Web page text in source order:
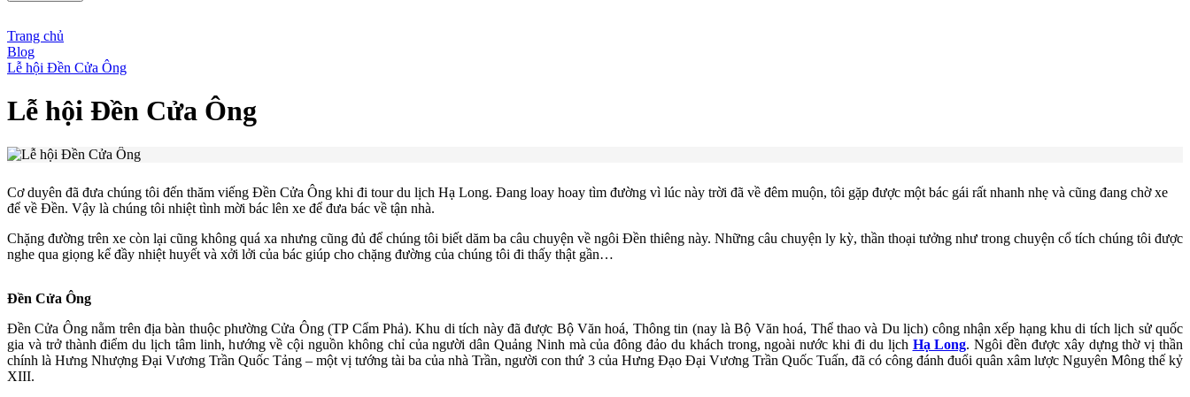
Trang chủ
Blog
Lễ hội Đền Cửa Ông
Lễ hội Đền Cửa Ông
Cơ duyên đã đưa chúng tôi đến thăm viếng Đền Cửa Ông khi đi tour du lịch Hạ Long. Đang loay hoay tìm đường vì lúc này trời đã về đêm muộn, tôi gặp được một bác gái rất nhanh nhẹ và cũng đang chờ xe
để về Đền. Vậy là chúng tôi nhiệt tình mời bác lên xe để đưa bác về tận nhà.
Chặng đường trên xe còn lại cũng không quá xa nhưng cũng đủ để chúng tôi biết dăm ba câu chuyện về ngôi Đền thiêng này. Những câu chuyện ly kỳ, thần thoại tưởng như trong chuyện cổ tích chúng tôi được
nghe qua giọng kể đầy nhiệt huyết và xởi lởi của bác giúp cho chặng đường của chúng tôi đi thấy thật gần…
Đền Cửa Ông
Đền Cửa Ông nằm trên địa bàn thuộc phường Cửa Ông (TP Cẩm Phả). Khu di tích này đã được Bộ Văn hoá, Thông tin (nay là Bộ Văn hoá, Thể thao và Du lịch) công nhận xếp hạng khu di tích lịch sử quốc
gia và trở thành điểm du lịch tâm linh, hướng về cội nguồn không chỉ của người dân Quảng Ninh mà của đông đảo du khách trong, ngoài nước khi đi du lịch Hạ Long. Ngôi đền được xây dựng thờ vị thần
chính là Hưng Nhượng Đại Vương Trần Quốc Tảng – một vị tướng tài ba của nhà Trần, người con thứ 3 của Hưng Đạo Đại Vương Trần Quốc Tuấn, đã có công đánh đuổi quân xâm lược Nguyên Mông thế kỷ
XIII.